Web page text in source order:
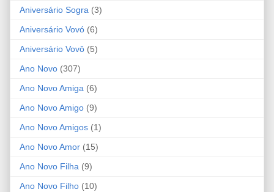
Aniversário Sogra (3)
Aniversário Vovó (6)
Aniversário Vovô (5)
Ano Novo (307)
Ano Novo Amiga (6)
Ano Novo Amigo (9)
Ano Novo Amigos (1)
Ano Novo Amor (15)
Ano Novo Filha (9)
Ano Novo Filho (10)